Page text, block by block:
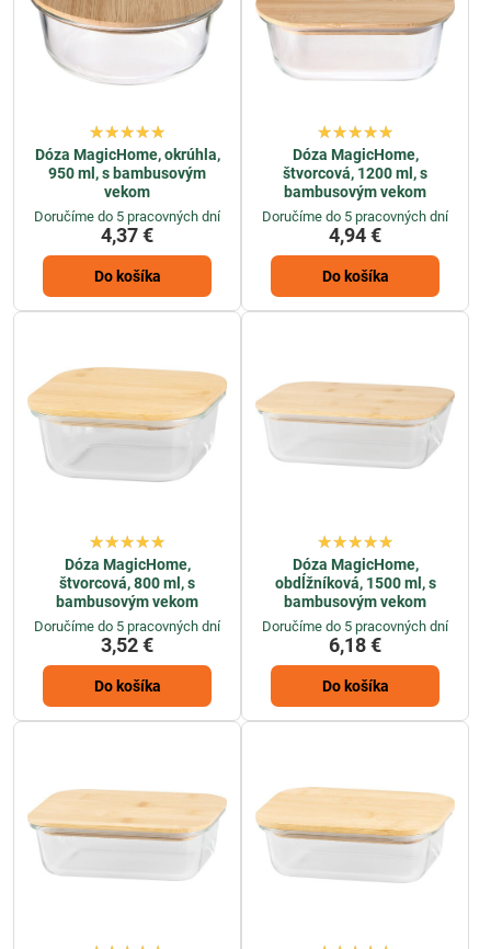
Dóza MagicHome, okrúhla,
950 ml, s bambusovým
vekom
Doručíme do 5 pracovných dní
4,37 €
Do košíka
Dóza MagicHome,
štvorcová, 1200 ml, s
bambusovým vekom
Doručíme do 5 pracovných dní
4,94 €
Do košíka
Dóza MagicHome,
štvorcová, 800 ml, s
bambusovým vekom
Doručíme do 5 pracovných dní
3,52 €
Do košíka
Dóza MagicHome,
obdĺžníková, 1500 ml, s
bambusovým vekom
Doručíme do 5 pracovných dní
6,18 €
Do košíka